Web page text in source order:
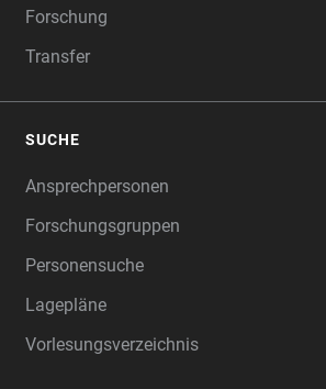
Forschung
Transfer
SUCHE
Ansprechpersonen
Forschungsgruppen
Personensuche
Lagepläne
Vorlesungsverzeichnis